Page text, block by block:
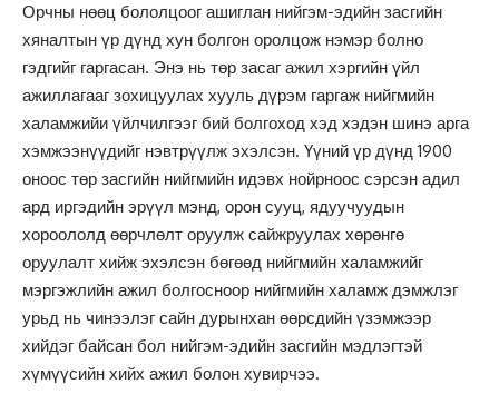
Орчны нөөц бололцоог ашиглан нийгэм-эдийн засгийн
хяналтын үр дүнд хун болгон оролцож нэмэр болно
гэдгийг гаргасан. Энэ нь төр засаг ажил хэргийн үйл
ажиллагааг зохицуулах хууль дүрэм гаргаж нийгмийн
халамжийи үйлчилгээг бий болгоход хэд хэдэн шинэ арга
хэмжээнүүдийг нэвтрүүлж эхэлсэн. Үүний үр дүнд 1900
оноос төр засгийн нийгмийн идэвх нойрноос сэрсэн адил
ард иргэдийн эрүүл мэнд, орон сууц, ядуучуудын
хороололд өөрчлөлт оруулж сайжруулах хөрөнгө
оруулалт хийж эхэлсэн бөгөөд нийгмийн халамжийг
мэргэжлийн ажил болгосноор нийгмийн халамж дэмжлэг
урьд нь чинээлэг сайн дурынхан өөрсдийн үзэмжээр
хийдэг байсан бол нийгэм-эдийн засгийн мэдлэгтэй
хүмүүсийн хийх ажил болон хувирчээ.